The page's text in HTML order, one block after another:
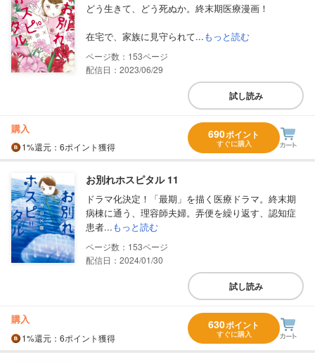
どう生きて、どう死ぬか。終末期医療漫画！
在宅で、家族に見守られて...もっと読む
153
配信日：2023/06/29
試し読み
購入
1%還元 ：6ポイント獲得
690ポイント
すぐに購入
お別れホスピタル 11
ドラマ化決定！「最期」を描く医療ドラマ。終末期
病棟に通う、理容師夫婦。弄便を繰り返す、認知症
患者...もっと読む
153
配信日：2024/01/30
試し読み
購入
1%還元 ：6ポイント獲得
630ポイント
すぐに購入